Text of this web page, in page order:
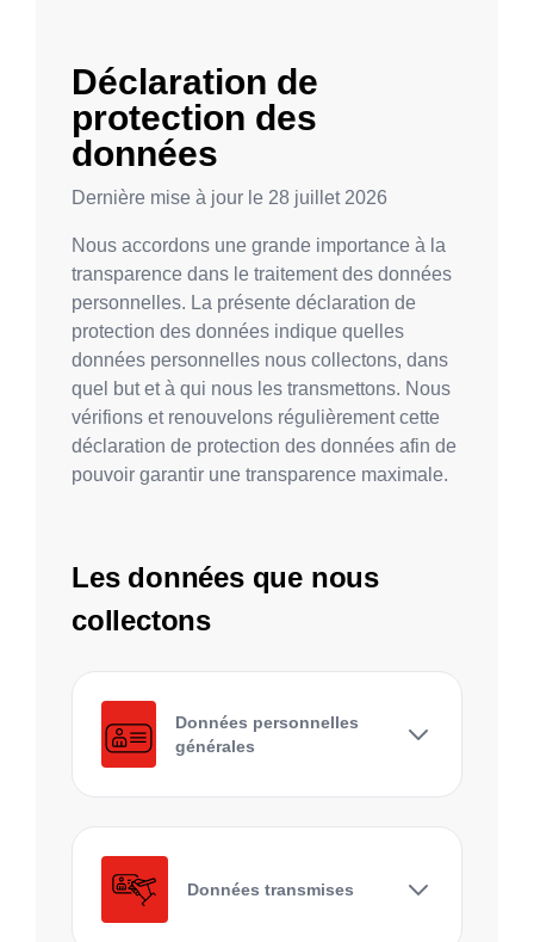
Déclaration de
protection des
données
Dernière mise à jour le 28 juillet 2026
Nous accordons une grande importance à la
transparence dans le traitement des données
personnelles. La présente déclaration de
protection des données indique quelles
données personnelles nous collectons, dans
quel but et à qui nous les transmettons. Nous
vérifions et renouvelons régulièrement cette
déclaration de protection des données afin de
pouvoir garantir une transparence maximale.
Les données que nous
collectons
Données personnelles
générales
Données transmises